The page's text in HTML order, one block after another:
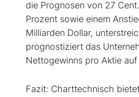
die Prognosen von 27
Prozent sowie einem
Milliarden Dollar,
prognostiziert das
Nettogewinns pro Aktie auf
Fazit: Charttechnisch